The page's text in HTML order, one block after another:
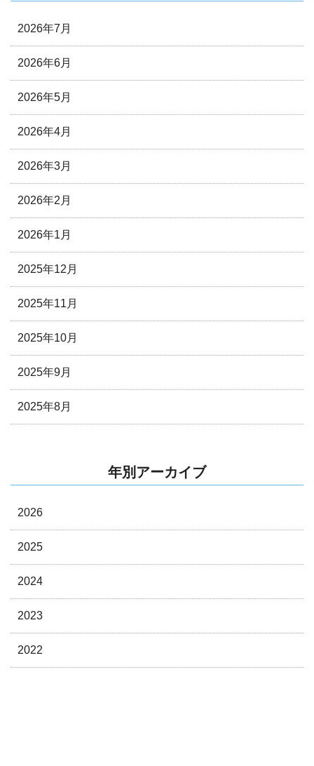
2026年7月
2026年6月
2026年5月
2026年4月
2026年3月
2026年2月
2026年1月
2025年12月
2025年11月
2025年10月
2025年9月
2025年8月
年別アーカイブ
2026
2025
2024
2023
2022